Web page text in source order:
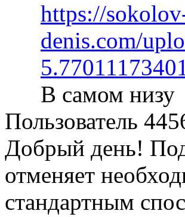
https://
denis.com/
В самом низу
Пользователь
Добрый день!
отменяет
стандартным